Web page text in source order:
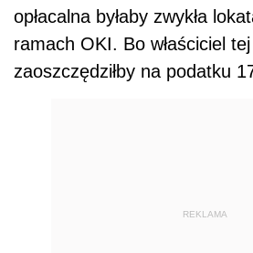
opłacalna byłaby zwykła
ramach OKI. Bo właściciel
zaoszczędziłby na podatku
REKLAMA